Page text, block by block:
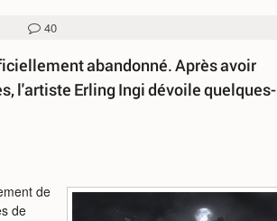
40
abandonné. Après avoir
l'artiste Erling Ingi dévoile quelques-
de
de